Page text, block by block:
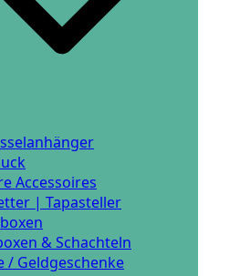
Accessoires
| Tapasteller
& Schachteln
/ Geldgeschenke